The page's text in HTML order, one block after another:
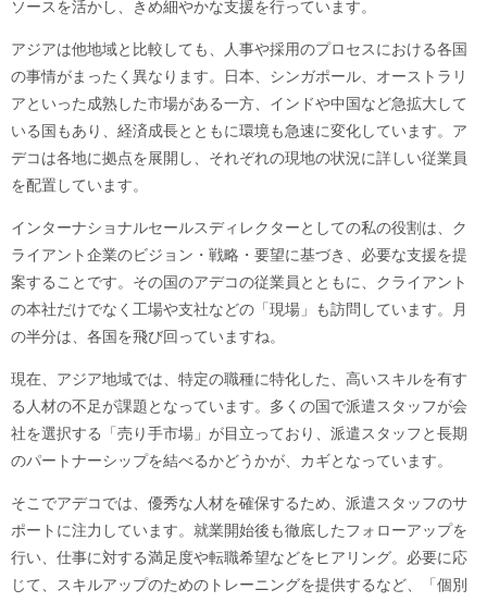
ソースを活かし、きめ細やかな支援を行っています。
アジアは他地域と比較しても、人事や採用のプロセスにおける各国
の事情がまったく異なります。日本、シンガポール、オーストラリ
アといった成熟した市場がある一方、インドや中国など急拡大して
いる国もあり、経済成長とともに環境も急速に変化しています。ア
デコは各地に拠点を展開し、それぞれの現地の状況に詳しい従業員
を配置しています。
インターナショナルセールスディレクターとしての私の役割は、ク
ライアント企業のビジョン・戦略・要望に基づき、必要な支援を提
案することです。その国のアデコの従業員とともに、クライアント
の本社だけでなく工場や支社などの「現場」も訪問しています。月
の半分は、各国を飛び回っていますね。
現在、アジア地域では、特定の職種に特化した、高いスキルを有す
る人材の不足が課題となっています。多くの国で派遣スタッフが会
社を選択する「売り手市場」が目立っており、派遣スタッフと長期
のパートナーシップを結べるかどうかが、カギとなっています。
そこでアデコでは、優秀な人材を確保するため、派遣スタッフのサ
ポートに注力しています。就業開始後も徹底したフォローアップを
行い、仕事に対する満足度や転職希望などをヒアリング。必要に応
じて、スキルアップのためのトレーニングを提供するなど、「個別